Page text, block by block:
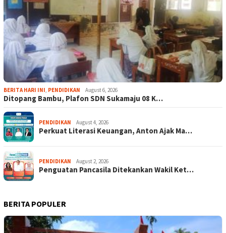
BERITA HARI INI, PENDIDIKAN August 6, 2026
Ditopang Bambu, Plafon SDN Sukamaju 08 K…
PENDIDIKAN August 4, 2026
Perkuat Literasi Keuangan, Anton Ajak Ma…
PENDIDIKAN August 2, 2026
Penguatan Pancasila Ditekankan Wakil Ket…
BERITA POPULER